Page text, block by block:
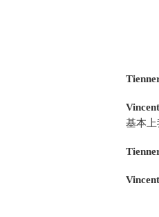
Vincent
基本上
Vincent